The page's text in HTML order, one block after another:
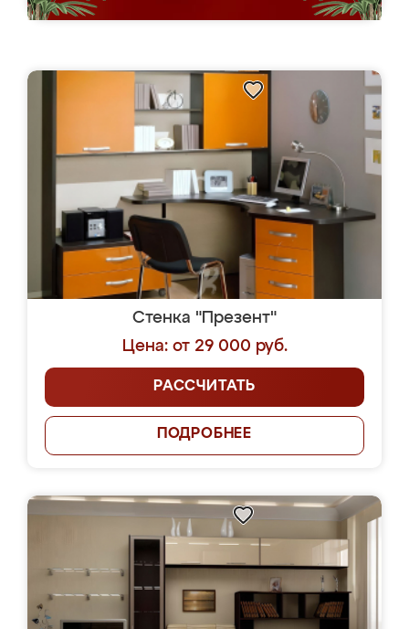
Стенка "Презент"
Цена: от 29 000 руб.
РАССЧИТАТЬ
ПОДРОБНЕЕ